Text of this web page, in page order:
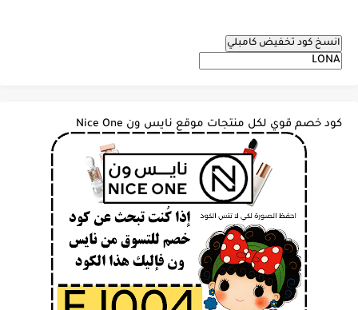
انسخ كود تخفيض كامبلي
كود خصم قوي لكل منتجات موقع نايس ون Nice One